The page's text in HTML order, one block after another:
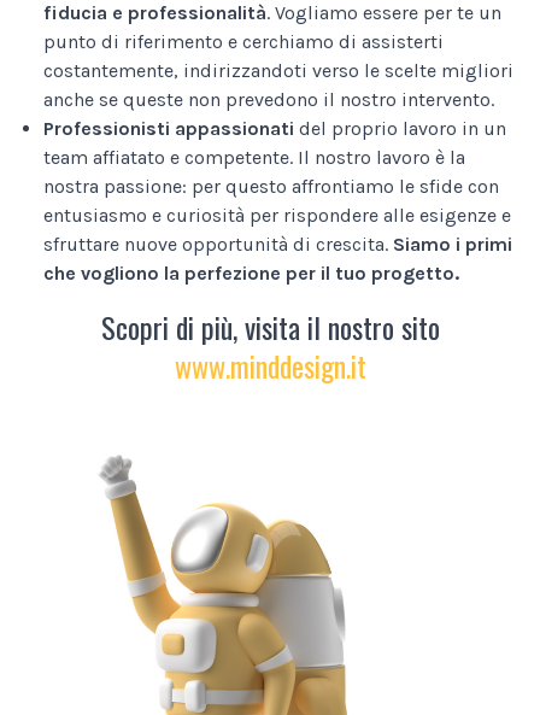
fiducia e professionalità. Vogliamo essere per te un
punto di riferimento e cerchiamo di assisterti
costantemente, indirizzandoti verso le scelte migliori
anche se queste non prevedono il nostro intervento.
Professionisti appassionati del proprio lavoro in un
team affiatato e competente. Il nostro lavoro è la
nostra passione: per questo affrontiamo le sfide con
entusiasmo e curiosità per rispondere alle esigenze e
sfruttare nuove opportunità di crescita. Siamo i primi
che vogliono la perfezione per il tuo progetto.
Scopri di più, visita il nostro sito
www.minddesign.it